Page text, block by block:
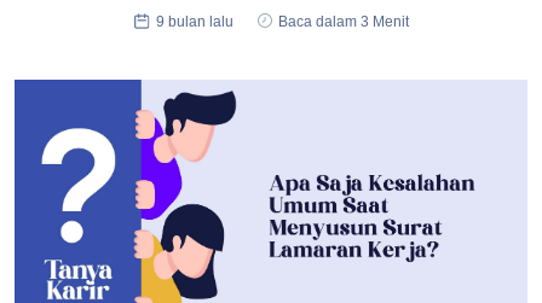
9 bulan lalu Baca dalam 3 Menit